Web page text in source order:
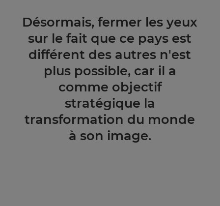
Désormais, fermer les yeux
sur le fait que ce pays est
différent des autres n'est
plus possible, car il a
comme objectif
stratégique la
transformation du monde
à son image.